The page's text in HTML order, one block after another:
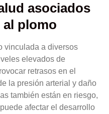
asociados
plomo
vinculada a diversos
elevados de
retrasos en el
la presión arterial y daño
también están en riesgo,
afectar el desarrollo